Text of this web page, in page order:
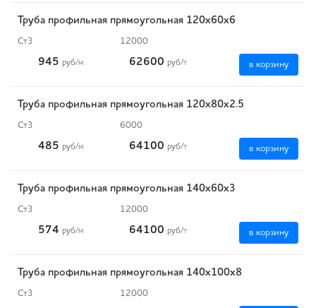
Труба профильная прямоугольная 120х60х6
Ст3 12000
945 руб/м 62600 руб/т в корзину
Труба профильная прямоугольная 120х80х2.5
Ст3 6000
485 руб/м 64100 руб/т в корзину
Труба профильная прямоугольная 140х60х3
Ст3 12000
574 руб/м 64100 руб/т в корзину
Труба профильная прямоугольная 140х100х8
Ст3 12000